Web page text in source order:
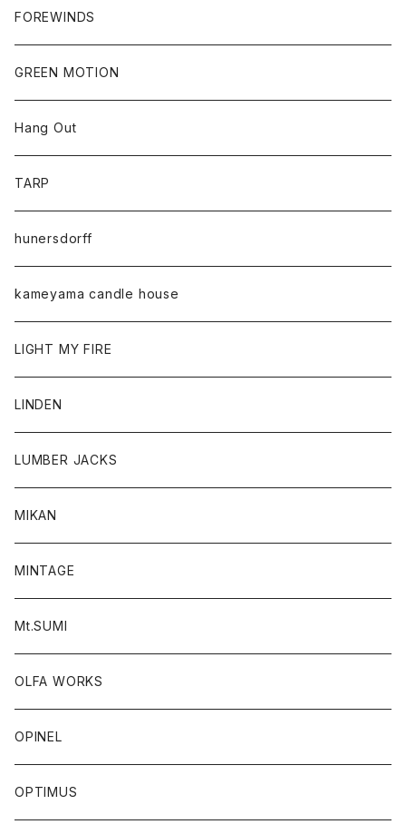
FOREWINDS
GREEN MOTION
Hang Out
TARP
hunersdorff
kameyama candle house
LIGHT MY FIRE
LINDEN
LUMBER JACKS
MIKAN
MINTAGE
Mt.SUMI
OLFA WORKS
OPINEL
OPTIMUS